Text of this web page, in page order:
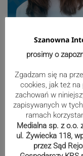
Sport
Bracia
Szanowna
prosimy o
Zgadzam się na
cookies, jak też
zachowań w
zapisywanych w
ramach
Medialna sp. z o.o.
ul. Żywiecka 118,
przez Sąd